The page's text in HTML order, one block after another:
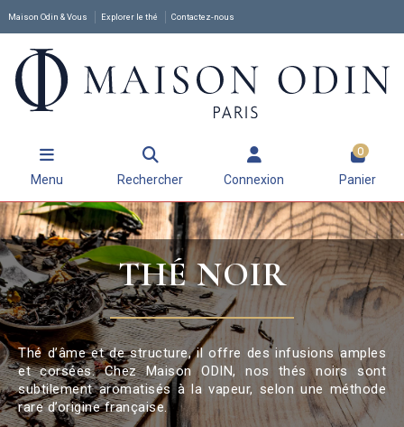
Maison Odin & Vous Explorer le thé Contactez-nous
Menu Rechercher Connexion
0
Panier
THÉ NOIR
Thé d’âme et de structure, il offre des infusions amples
et corsées. Chez Maison ODIN, nos thés noirs sont
subtilement aromatisés à la vapeur, selon une méthode
rare d’origine française.